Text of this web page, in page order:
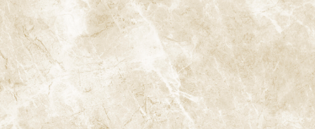
5-1. 8020運動とは
「8020運動」とは、1989年に厚生労働省が提唱した、80歳になっ
ても20本以上の自分の歯を保つことを目指す国民運動です。この